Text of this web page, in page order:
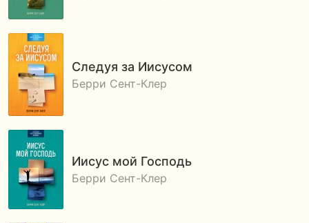
Следуя за Иисусом
Берри Сент-Клер
Иисус мой Господь
Берри Сент-Клер